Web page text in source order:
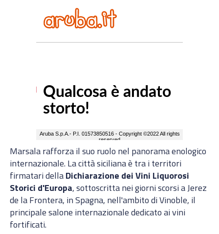
Marsala rafforza il suo ruolo nel panorama enologico
internazionale. La città siciliana è tra i territori
firmatari dellaDichiarazione dei Vini Liquorosi
Storici d'Europa, sottoscritta nei giorni scorsi a Jerez
de la Frontera, in Spagna, nell'ambito di Vinoble, il
principale salone internazionale dedicato ai vini
fortificati.